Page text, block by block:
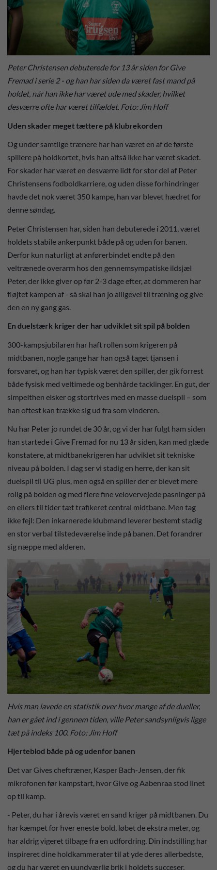
Peter Christensen debuterede for 13 år siden for Give
Fremad i serie 2 - og han har siden da været fast mand på
holdet, når han ikke har været ude med skader, hvilket
desværre ofte har været tilfældet. Foto: Jim Hoff
Uden skader meget tættere på klubrekorden
Og under samtlige trænere har han været en af de første
spillere på holdkortet, hvis han altså ikke har været skadet.
For skader har været en desværre lidt for stor del af Peter
Christensens fodboldkarriere, og uden disse forhindringer
havde det nok været 350 kampe, han var blevet hædret for
denne søndag.
Peter Christensen har, siden han debuterede i 2011, været
holdets stabile ankerpunkt både på og uden for banen.
Derfor kun naturligt at anførerbindet endte på den
veltrænede overarm hos den gennemsympatiske ildsjæl
Peter, der ikke giver op før 2-3 dage efter, at dommeren har
fløjtet kampen af - så skal han jo alligevel til træning og give
den en ny gang gas.
En duelstærk kriger der har udviklet sit spil på bolden
300-kampsjubilaren har haft rollen som krigeren på
midtbanen, nogle gange har han også taget tjansen i
forsvaret, og han har typisk været den spiller, der gik forrest
både fysisk med veltimede og benhårde tacklinger. En gut, der
simpelthen elsker og stortrives med en masse duelspil – som
han oftest kan trække sig ud fra som vinderen.
Nu har Peter jo rundet de 30 år, og vi der har fulgt ham siden
han startede i Give Fremad for nu 13 år siden, kan med glæde
konstatere, at midtbanekrigeren har udviklet sit tekniske
niveau på bolden. I dag ser vi stadig en herre, der kan sit
duelspil til UG plus, men også en spiller der er blevet mere
rolig på bolden og med flere fine velovervejede pasninger på
en ellers til tider tæt trafikeret central midtbane. Men tag
ikke fejl: Den inkarnerede klubmand leverer bestemt stadig
en stor verbal tilstedeværelse inde på banen. Det forandrer
sig næppe med alderen.
Hvis man lavede en statistik over hvor mange af de dueller,
han er gået ind i gennem tiden, ville Peter sandsynligvis ligge
tæt på indeks 100. Foto: Jim Hoff
Hjerteblod både på og udenfor banen
Det var Gives cheftræner, Kasper Bach-Jensen, der fik
mikrofonen før kampstart, hvor Give og Aabenraa stod linet
op til kamp.
- Peter, du har i årevis været en sand kriger på midtbanen. Du
har kæmpet for hver eneste bold, løbet de ekstra meter, og
har aldrig vigeret tilbage fra en udfordring. Din indstilling har
inspireret dine holdkammerater til at yde deres allerbedste,
og du har været en uundværlig brik i holdets succeser.